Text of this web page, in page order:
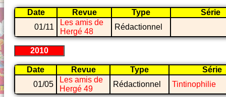
Date Revue Type
Série
01/11
Les amis de
Hergé 48
Rédactionnel
2010
Date Revue Type
Série
01/05
Les amis de
Hergé 49
Rédactionnel Tintinophilie